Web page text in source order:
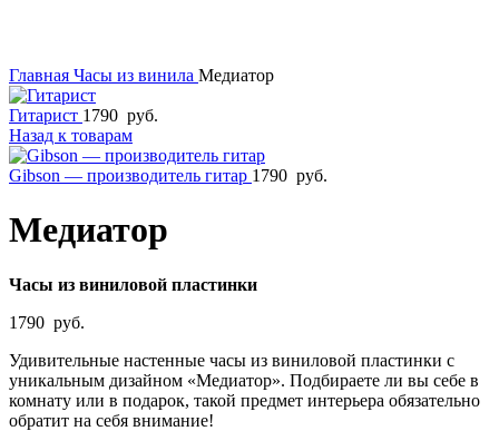
Главная Часы из винила Медиатор
Гитарист 1790 руб.
Назад к товарам
Gibson — производитель гитар 1790 руб.
Медиатор
Часы из виниловой пластинки
1790 руб.
Удивительные настенные часы из виниловой пластинки с
уникальным дизайном «Медиатор». Подбираете ли вы себе в
комнату или в подарок, такой предмет интерьера обязательно
обратит на себя внимание!